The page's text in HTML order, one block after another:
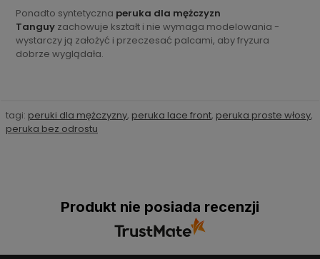
Ponadto syntetyczna peruka dla mężczyzn
Tanguy zachowuje kształt i nie wymaga modelowania -
wystarczy ją założyć i przeczesać palcami, aby fryzura
dobrze wyglądała.
tagi: peruki dla mężczyzny, peruka lace front, peruka proste włosy,
peruka bez odrostu
Produkt nie posiada recenzji